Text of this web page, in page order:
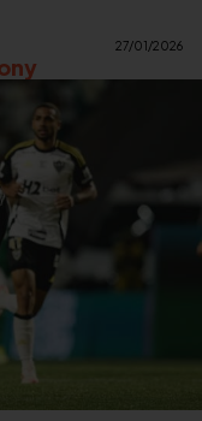
27/01/2026